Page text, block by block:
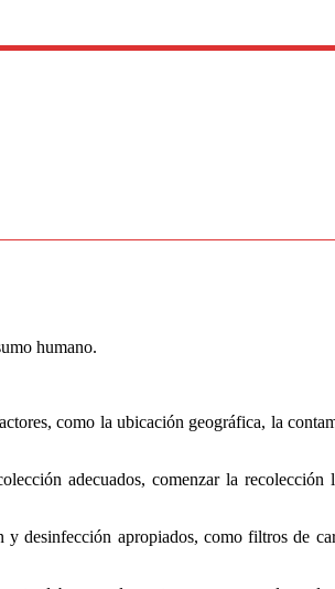
humano.
como la ubicación geográfica, la
adecuados, comenzar la
desinfección apropiados, como filtros de